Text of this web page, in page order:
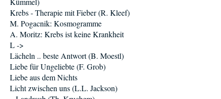
Krebs - Therapie mit Fieber (R. Kleef)
M. Pogacnik: Kosmogramme
A. Moritz: Krebs ist keine Krankheit
L ->
Lächeln .. beste Antwort (B. Moestl)
Liebe für Ungeliebte (F. Grob)
Liebe aus dem Nichts
Licht zwischen uns (L.L. Jackson)